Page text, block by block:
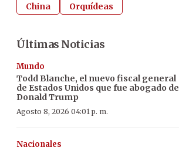
China Orquídeas
Últimas Noticias
Mundo
Todd Blanche, el nuevo fiscal general
de Estados Unidos que fue abogado de
Donald Trump
Agosto 8, 2026 04:01 p. m.
Nacionales